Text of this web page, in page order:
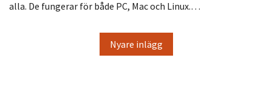
alla. De fungerar för både PC, Mac och Linux.…
Nyare inlägg